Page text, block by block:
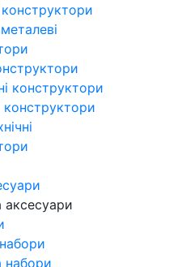
металеві
конструктори
конструктори
аксесуари
набори